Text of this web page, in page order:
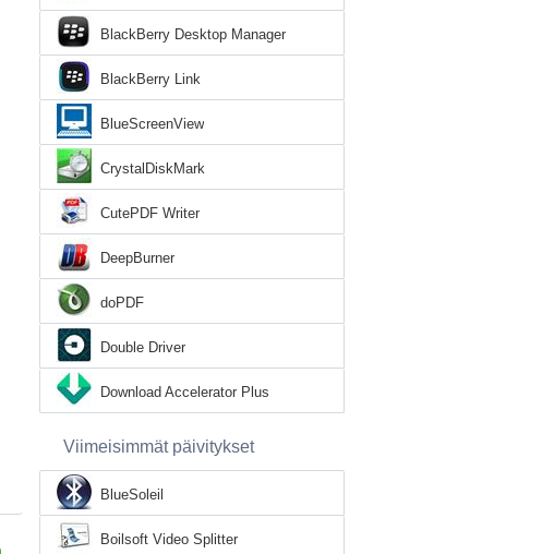
BlackBerry Desktop Manager
BlackBerry Link
BlueScreenView
CrystalDiskMark
CutePDF Writer
DeepBurner
doPDF
Double Driver
Download Accelerator Plus
Viimeisimmät päivitykset
BlueSoleil
Boilsoft Video Splitter